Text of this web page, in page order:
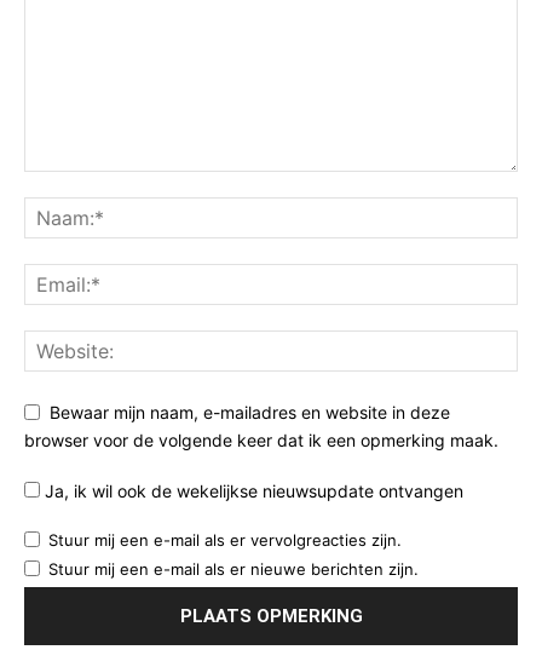
Bewaar mijn naam, e-mailadres en website in deze
browser voor de volgende keer dat ik een opmerking maak.
Ja, ik wil ook de wekelijkse nieuwsupdate ontvangen
Stuur mij een e-mail als er vervolgreacties zijn.
Stuur mij een e-mail als er nieuwe berichten zijn.